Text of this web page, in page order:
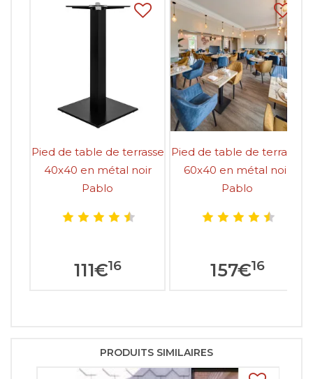
Pied de table de terrasse
40x40 en métal noir
Pablo
111€16
Pied de table de terrasse
60x40 en métal noir
Pablo
157€16
PRODUITS SIMILAIRES